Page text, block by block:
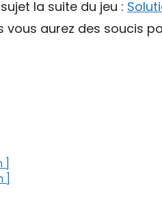
la suite du jeu :
aurez des soucis